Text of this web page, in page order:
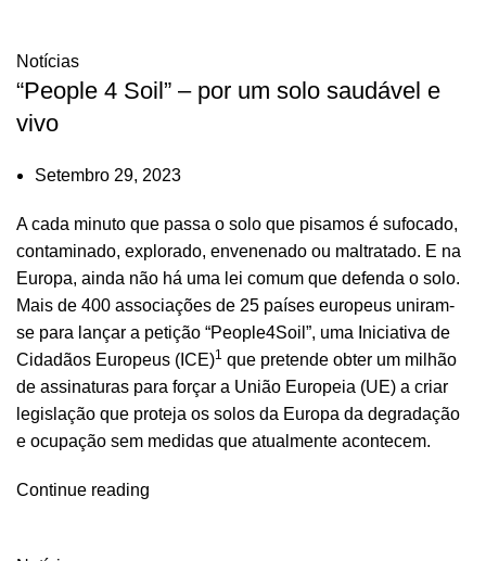
Notícias
“People 4 Soil” – por um solo saudável e
vivo
Setembro 29, 2023
A cada minuto que passa o solo que pisamos é sufocado,
contaminado, explorado, envenenado ou maltratado. E na
Europa, ainda não há uma lei comum que defenda o solo.
Mais de 400 associações de 25 países europeus uniram-
se para lançar a petição “People4Soil”, uma Iniciativa de
Cidadãos Europeus (ICE)1 que pretende obter um milhão
de assinaturas para forçar a União Europeia (UE) a criar
legislação que proteja os solos da Europa da degradação
e ocupação sem medidas que atualmente acontecem.
Continue reading